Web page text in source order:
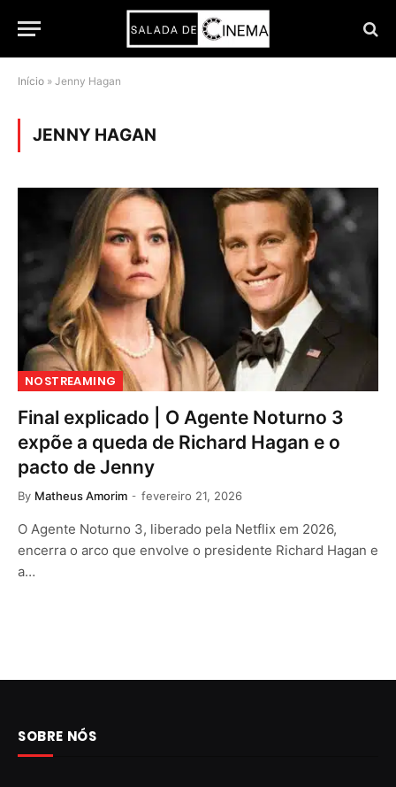
Início » Jenny Hagan
JENNY HAGAN
NOSTREAMING
Final explicado | O Agente Noturno 3
expõe a queda de Richard Hagan e o
pacto de Jenny
By Matheus Amorim fevereiro 21, 2026
O Agente Noturno 3, liberado pela Netflix em 2026,
encerra o arco que envolve o presidente Richard Hagan e
a…
SOBRE NÓS